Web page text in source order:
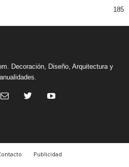
185
Decoración, Diseño, Arquitectura y
Publicidad